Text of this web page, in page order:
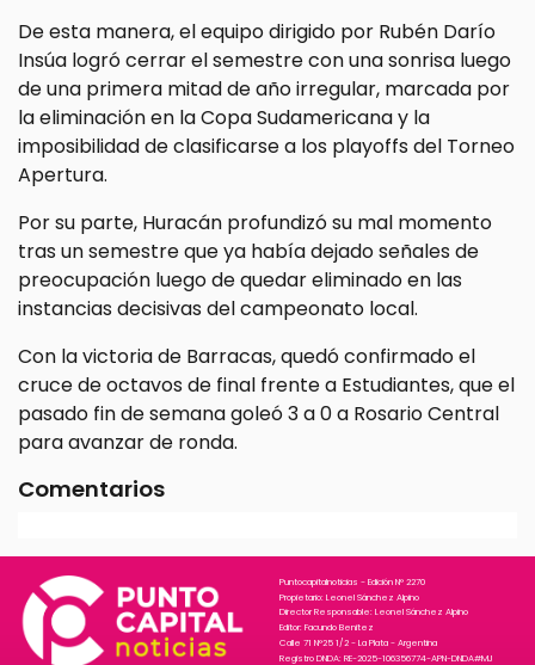
De esta manera, el equipo dirigido por Rubén Darío
Insúa logró cerrar el semestre con una sonrisa luego
de una primera mitad de año irregular, marcada por
la eliminación en la Copa Sudamericana y la
imposibilidad de clasificarse a los playoffs del Torneo
Apertura.
Por su parte, Huracán profundizó su mal momento
tras un semestre que ya había dejado señales de
preocupación luego de quedar eliminado en las
instancias decisivas del campeonato local.
Con la victoria de Barracas, quedó confirmado el
cruce de octavos de final frente a Estudiantes, que el
pasado fin de semana goleó 3 a 0 a Rosario Central
para avanzar de ronda.
Comentarios
Puntocapitalnoticias - Edición N° 2270
Propietario: Leonel Sánchez Alpino
Director Responsable: Leonel Sánchez Alpino
Editor: Facundo Benitez
Calle 71 N°25 1/2 - La Plata - Argentina
Registro DNDA: RE-2025-106356774-APN-DNDA#MJ